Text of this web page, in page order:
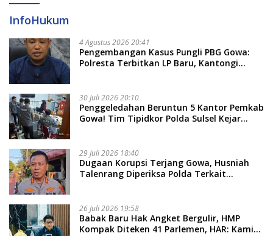
InfoHukum
4 Agustus 2026 20:41
Pengembangan Kasus Pungli PBG Gowa:
Polresta Terbitkan LP Baru, Kantongi
30 Juli 2026 20:10
Penggeledahan Beruntun 5 Kantor Pemkab
Gowa! Tim Tipidkor Polda Sulsel Kejar
29 Juli 2026 18:40
Dugaan Korupsi Terjang Gowa, Husniah
Talenrang Diperiksa Polda Terkait
26 Juli 2026 19:58
​Babak Baru Hak Angket Bergulir, HMP
Kompak Diteken 41 Parlemen, HAR: Kami